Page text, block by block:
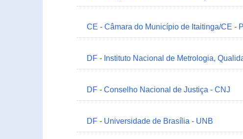
CE - Câmara do Município de Itaitinga/CE -
DF - Instituto Nacional de Metrologia,
DF - Conselho Nacional de Justiça - CNJ
DF - Universidade de Brasília - UNB